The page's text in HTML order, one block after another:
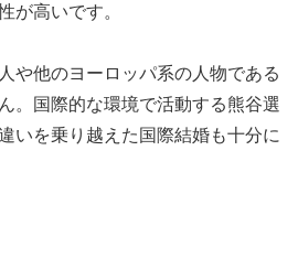
が高いです。
や他のヨーロッパ系の人物である
。国際的な環境で活動する熊谷選
いを乗り越えた国際結婚も十分に